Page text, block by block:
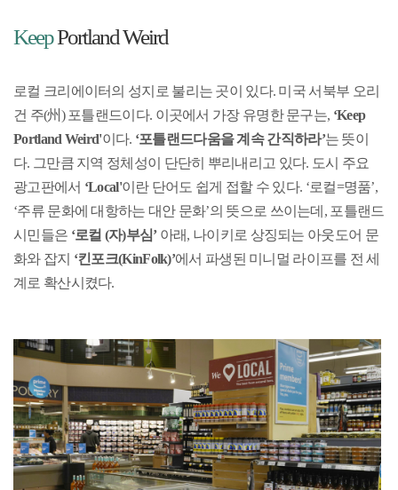
KeepPortland Weird
로컬 크리에이터의 성지로 불리는 곳이 있다. 미국 서북부 오리
건 주(州) 포틀랜드이다. 이곳에서 가장 유명한 문구는, ‘Keep
Portland Weird'이다. ‘포틀랜드다움을 계속 간직하라’는 뜻이
다. 그만큼 지역 정체성이 단단히 뿌리내리고 있다. 도시 주요
광고판에서 ‘Local'이란 단어도 쉽게 접할 수 있다. ‘로컬=명품’,
‘주류 문화에 대항하는 대안 문화’의 뜻으로 쓰이는데, 포틀랜드
시민들은 ‘로컬 (자)부심’아래, 나이키로 상징되는 아웃도어 문
화와 잡지 ‘킨포크(KinFolk)’에서 파생된 미니멀 라이프를 전 세
계로 확산시켰다.